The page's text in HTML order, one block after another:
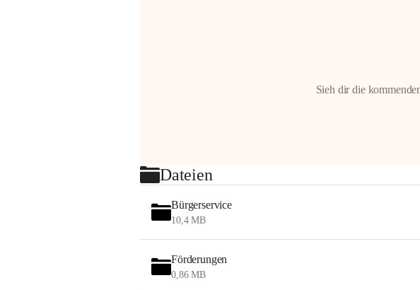
Sieh dir die
Dateien
Bürgerservice
10,4 MB
Förderungen
0,86 MB